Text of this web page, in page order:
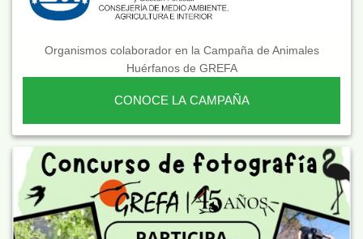
Organismos colaborador en la Campaña de Animales
Huérfanos de GREFA
CONOCE LA CAMPAÑA